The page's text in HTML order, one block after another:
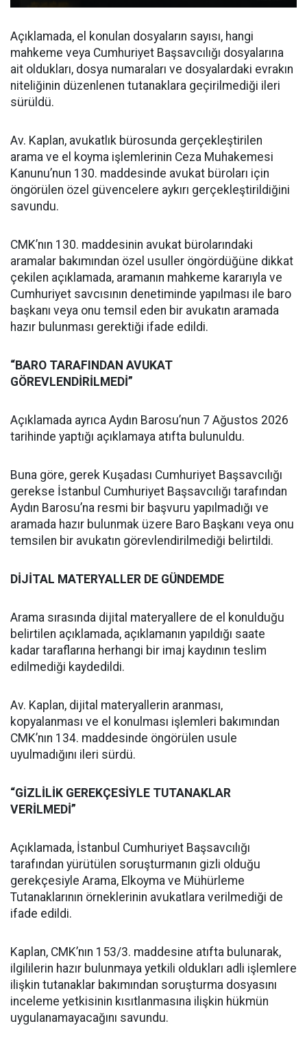
Açıklamada, el konulan dosyaların sayısı, hangi
mahkeme veya Cumhuriyet Başsavcılığı dosyalarına
ait oldukları, dosya numaraları ve dosyalardaki evrakın
niteliğinin düzenlenen tutanaklara geçirilmediği ileri
sürüldü.
Av. Kaplan, avukatlık bürosunda gerçekleştirilen
arama ve el koyma işlemlerinin Ceza Muhakemesi
Kanunu’nun 130. maddesinde avukat büroları için
öngörülen özel güvencelere aykırı gerçekleştirildiğini
savundu.
CMK’nın 130. maddesinin avukat bürolarındaki
aramalar bakımından özel usuller öngördüğüne dikkat
çekilen açıklamada, aramanın mahkeme kararıyla ve
Cumhuriyet savcısının denetiminde yapılması ile baro
başkanı veya onu temsil eden bir avukatın aramada
hazır bulunması gerektiği ifade edildi.
“BARO TARAFINDAN AVUKAT
GÖREVLENDİRİLMEDİ”
Açıklamada ayrıca Aydın Barosu’nun 7 Ağustos 2026
tarihinde yaptığı açıklamaya atıfta bulunuldu.
Buna göre, gerek Kuşadası Cumhuriyet Başsavcılığı
gerekse İstanbul Cumhuriyet Başsavcılığı tarafından
Aydın Barosu’na resmi bir başvuru yapılmadığı ve
aramada hazır bulunmak üzere Baro Başkanı veya onu
temsilen bir avukatın görevlendirilmediği belirtildi.
DİJİTAL MATERYALLER DE GÜNDEMDE
Arama sırasında dijital materyallere de el konulduğu
belirtilen açıklamada, açıklamanın yapıldığı saate
kadar taraflarına herhangi bir imaj kaydının teslim
edilmediği kaydedildi.
Av. Kaplan, dijital materyallerin aranması,
kopyalanması ve el konulması işlemleri bakımından
CMK’nın 134. maddesinde öngörülen usule
uyulmadığını ileri sürdü.
“GİZLİLİK GEREKÇESİYLE TUTANAKLAR
VERİLMEDİ”
Açıklamada, İstanbul Cumhuriyet Başsavcılığı
tarafından yürütülen soruşturmanın gizli olduğu
gerekçesiyle Arama, Elkoyma ve Mühürleme
Tutanaklarının örneklerinin avukatlara verilmediği de
ifade edildi.
Kaplan, CMK’nın 153/3. maddesine atıfta bulunarak,
ilgililerin hazır bulunmaya yetkili oldukları adli işlemlere
ilişkin tutanaklar bakımından soruşturma dosyasını
inceleme yetkisinin kısıtlanmasına ilişkin hükmün
uygulanamayacağını savundu.